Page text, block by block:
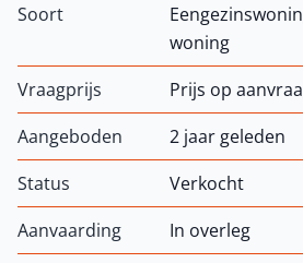
Soort
woning
Vraagprijs
Prijs op
Aangeboden
2 jaar geleden
Status
Verkocht
Aanvaarding
In overleg